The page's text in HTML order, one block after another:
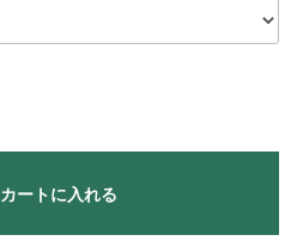
カートに入れる